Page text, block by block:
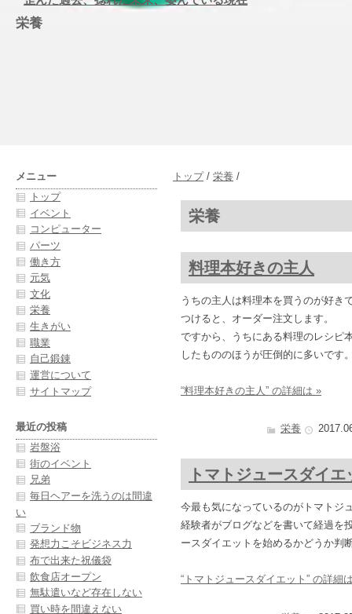
栄養
トップ/ 栄養 /
栄養
料理本好きの主人
うちの主人は料理本を買うのが好き
つけると、オーダー注文します。
ですから、うちにある料理のレシピ
したもののほうが圧倒的に多いです
“料理本好きの主人” の詳細は »
栄養
トマトジュースダイエ
今最も気になっているのがトマトジ
経験者がブログなどを書いて経過を
ースダイエットを始めるかどうか判
“トマトジュースダイエット” の詳細
メニュー
トップ
イベント
コンピューター
パーツ
働き方
元気
文化
栄養
生きがい
職業
自己鍛錬
運営について
サイトマップ
最近の投稿
岩盤浴
街のイベント
兄弟
毎日ヘアーを洗うのは間違
い
ブランド物
発想力こそビジネス力
布で出来た祝儀袋
飲食店オープン
無駄遣いなど存在しない
買い時を間違えない